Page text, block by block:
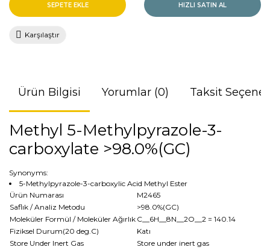
SEPETE EKLE HIZLI SATIN AL
Karşılaştır
Ürün Bilgisi Yorumlar (0) Taksit
Methyl 5-Methylpyrazole-3-
carboxylate >98.0%(GC)
Synonyms:
5-Methylpyrazole-3-carboxylic Acid Methyl Ester
Ürün Numarası
M2465
Saflık / Analiz Metodu
>98.0%(GC)
Moleküler Formül / Moleküler Ağırlık C__6H__8N__2O__2 = 140.14
Fiziksel Durum(20 deg.C)
Katı
Store Under Inert Gas
Store under inert gas